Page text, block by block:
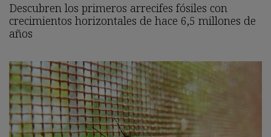
Descubren los primeros arrecifes fósiles con
crecimientos horizontales de hace 6,5 millones de
años